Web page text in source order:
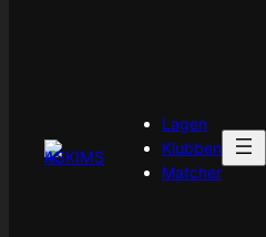
Lagen
Klubben
Matcher